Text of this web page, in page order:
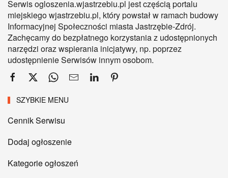
Serwis ogloszenia.wjastrzebiu.pl jest częścią portalu
miejskiego wjastrzebiu.pl, który powstał w ramach budowy
Informacyjnej Społeczności miasta Jastrzębie-Zdrój.
Zachęcamy do bezpłatnego korzystania z udostępnionych
narzędzi oraz wspierania inicjatywy, np. poprzez
udostępnienie Serwisów innym osobom.
SZYBKIE MENU
Cennik Serwisu
Dodaj ogłoszenie
Kategorie ogłoszeń